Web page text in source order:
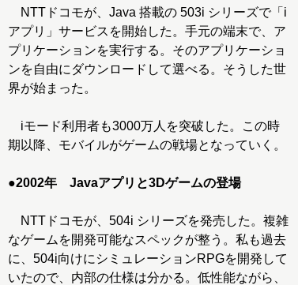
NTTドコモが、Java 搭載の 503i シリーズで「i
アプリ」サービスを開始した。手元の端末で、ア
プリケーションを実行する。そのアプリケーショ
ンを自由にダウンロードして選べる。そうした世
界が始まった。
iモード利用者も3000万人を突破した。この時
期以降、モバイルがゲームの戦場となっていく。
●2002年 Javaアプリと3Dゲームの登場
NTTドコモが、504i シリーズを発売した。複雑
なゲームを開発可能なスペックが整う。私も過去
に、504i向けにシミュレーションRPGを開発して
いたので、内部の仕様は分かる。低性能ながら、